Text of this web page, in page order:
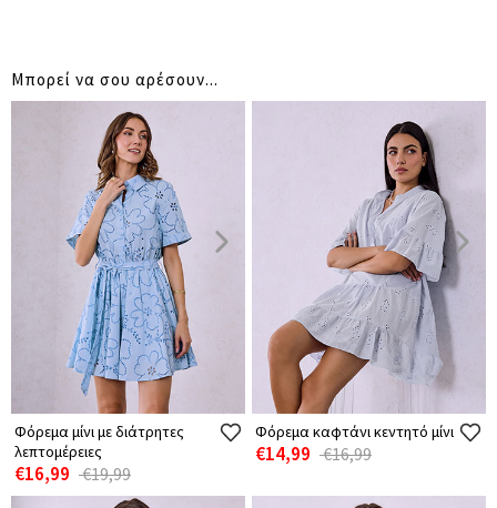
Μπορεί να σου αρέσουν...
Φόρεμα μίνι με διάτρητες
λεπτομέρειες
€16,99 €19,99
Φόρεμα καφτάνι κεντητό μίνι
€14,99 €16,99